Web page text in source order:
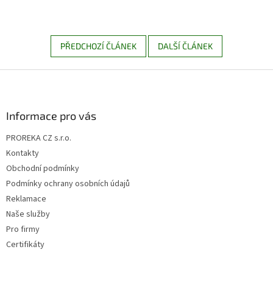
PŘEDCHOZÍ ČLÁNEK DALŠÍ ČLÁNEK
Informace pro vás
PROREKA CZ s.r.o.
Kontakty
Obchodní podmínky
Podmínky ochrany osobních údajů
Reklamace
Naše služby
Pro firmy
Certifikáty